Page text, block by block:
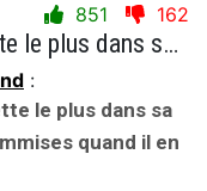
851 162
Les folies qu'un homme regrette le plus dans sa vie, sont celles qu'il n'a pas commises quand il en avait l'occasion.
:
le plus dans sa
quand il en